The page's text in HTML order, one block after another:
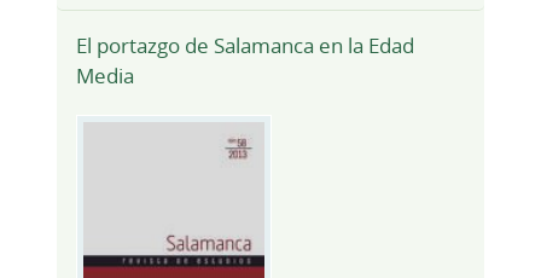
El portazgo de Salamanca en la Edad
Media